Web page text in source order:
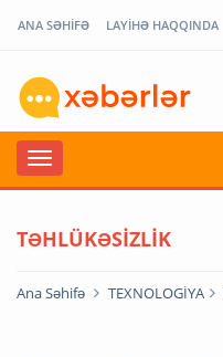
ANA SƏHİFƏ LAYİHƏ HAQQINDA
TƏHLÜKƏSİZLİK
Ana Səhifə TEXNOLOGİYA